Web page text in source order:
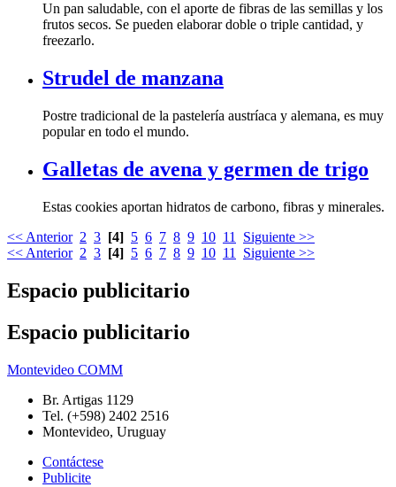
freezarlo.
Strudel de manzana
popular en todo el mundo.
Galletas de avena y germen de trigo
Estas cookies aportan hidratos de carbono, fibras y minerales.
<< Anterior 2 3 [4] 5 6 7 8 9 10 11
Siguiente >>
<< Anterior 2 3 [4] 5 6 7 8 9 10 11 Siguiente >>
Espacio publicitario
Espacio publicitario
Montevideo COMM
Br. Artigas 1129
Tel. (+598) 2402 2516
Montevideo, Uruguay
Contáctese
Publicite